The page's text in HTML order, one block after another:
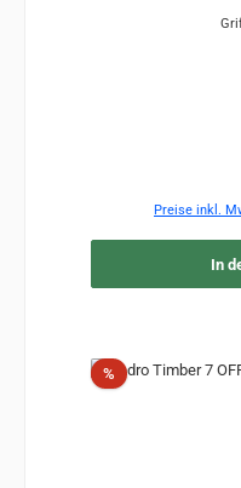
Preise inkl.
In
%Rabatt